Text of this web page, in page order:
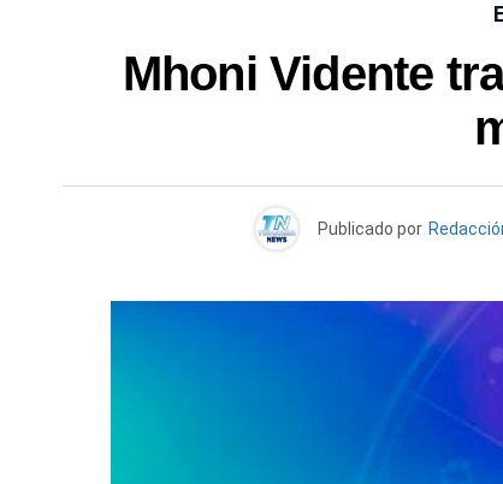
Mhoni Vidente
Publicado por